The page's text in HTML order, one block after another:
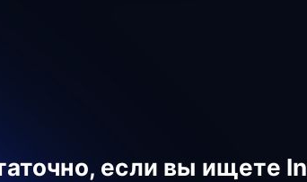
если вы ищете